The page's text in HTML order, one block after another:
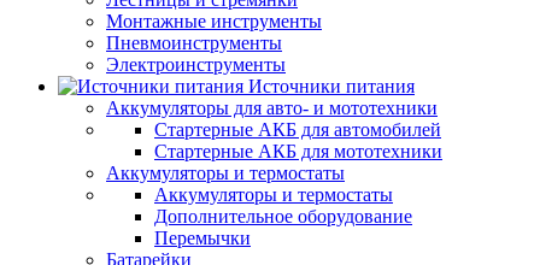
Монтажные инструменты
Пневмоинструменты
Электроинструменты
Источники питания
Аккумуляторы для авто- и мототехники
Стартерные АКБ для автомобилей
Стартерные АКБ для мототехники
Аккумуляторы и термостаты
Аккумуляторы и термостаты
Дополнительное оборудование
Перемычки
Батарейки